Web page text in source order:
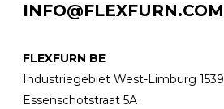
INFO@FLEXFURN.COM
FLEXFURN BE
Industriegebiet West-Limburg 1539
Essenschotstraat 5A